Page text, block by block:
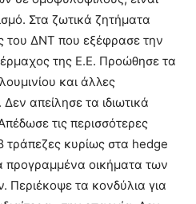
Στα ζωτικά ζητήματα
του ΔΝΤ που εξέφρασε την
της Ε.Ε. Προώθησε τα
και άλλες
απείλησε τα ιδιωτικά
τις περισσότερες
τράπεζες κυρίως στα hedge
προγραμμένα οικήματα των
τα κονδύλια για